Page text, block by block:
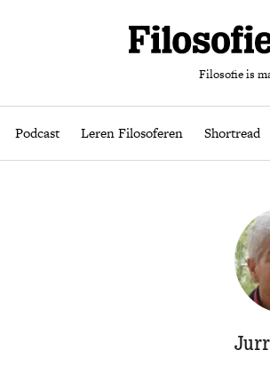
Filosofie is
Podcast Leren Filosoferen Shortread
Evenementen Podcast Leren